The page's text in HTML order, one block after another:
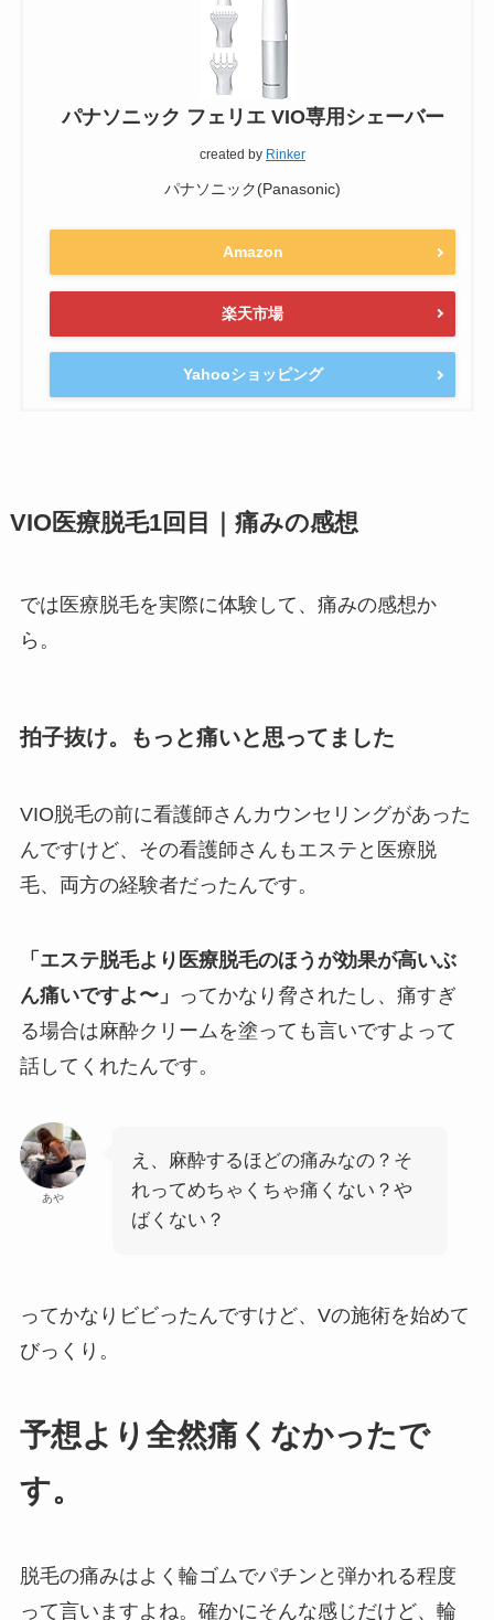
パナソニック フェリエ VIO専用シェーバー
created by Rinker
パナソニック(Panasonic)
Amazon
楽天市場
Yahooショッピング
VIO医療脱毛1回目｜痛みの感想
では医療脱毛を実際に体験して、痛みの感想か
ら。
拍子抜け。もっと痛いと思ってました
VIO脱毛の前に看護師さんカウンセリングがあった
んですけど、その看護師さんもエステと医療脱
毛、両方の経験者だったんです。
「エステ脱毛より医療脱毛のほうが効果が高いぶ
ん痛いですよ〜」 ってかなり脅されたし、痛すぎ
る場合は麻酔クリームを塗っても言いですよって
話してくれたんです。
あや
え、麻酔するほどの痛みなの？そ
れってめちゃくちゃ痛くない？や
ばくない？
ってかなりビビったんですけど、Vの施術を始めて
びっくり。
予想より全然痛くなかったで
す。
脱毛の痛みはよく輪ゴムでパチンと弾かれる程度
って言いますよね。確かにそんな感じだけど、輪